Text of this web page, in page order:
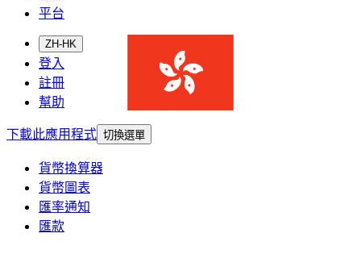
平台
ZH-HK
登入
註冊
幫助
下載此應用程式 切換選單
貨幣換算器
貨幣圖表
匯率通知
匯款